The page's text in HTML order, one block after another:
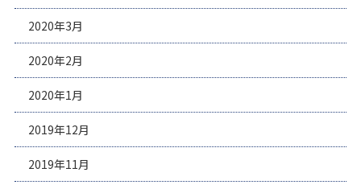
2020年3月
2020年2月
2020年1月
2019年12月
2019年11月